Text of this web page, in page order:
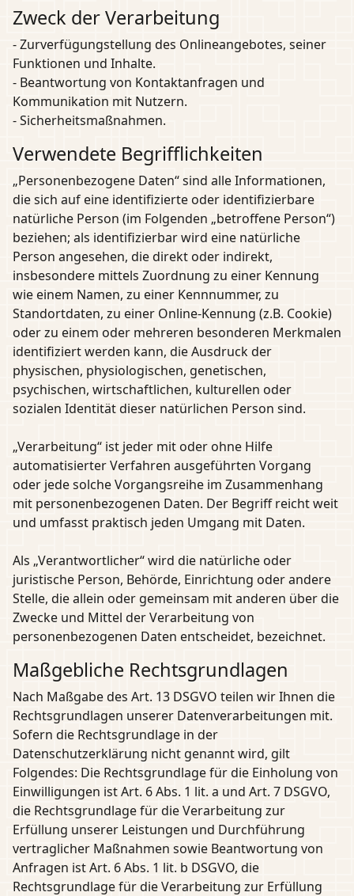
Zweck der Verarbeitung
- Zurverfügungstellung des Onlineangebotes, seiner
Funktionen und Inhalte.
- Beantwortung von Kontaktanfragen und
Kommunikation mit Nutzern.
- Sicherheitsmaßnahmen.
Verwendete Begrifflichkeiten
„Personenbezogene Daten“ sind alle Informationen,
die sich auf eine identifizierte oder identifizierbare
natürliche Person (im Folgenden „betroffene Person“)
beziehen; als identifizierbar wird eine natürliche
Person angesehen, die direkt oder indirekt,
insbesondere mittels Zuordnung zu einer Kennung
wie einem Namen, zu einer Kennnummer, zu
Standortdaten, zu einer Online-Kennung (z.B. Cookie)
oder zu einem oder mehreren besonderen Merkmalen
identifiziert werden kann, die Ausdruck der
physischen, physiologischen, genetischen,
psychischen, wirtschaftlichen, kulturellen oder
sozialen Identität dieser natürlichen Person sind.
„Verarbeitung“ ist jeder mit oder ohne Hilfe
automatisierter Verfahren ausgeführten Vorgang
oder jede solche Vorgangsreihe im Zusammenhang
mit personenbezogenen Daten. Der Begriff reicht weit
und umfasst praktisch jeden Umgang mit Daten.
Als „Verantwortlicher“ wird die natürliche oder
juristische Person, Behörde, Einrichtung oder andere
Stelle, die allein oder gemeinsam mit anderen über die
Zwecke und Mittel der Verarbeitung von
personenbezogenen Daten entscheidet, bezeichnet.
Maßgebliche Rechtsgrundlagen
Nach Maßgabe des Art. 13 DSGVO teilen wir Ihnen die
Rechtsgrundlagen unserer Datenverarbeitungen mit.
Sofern die Rechtsgrundlage in der
Datenschutzerklärung nicht genannt wird, gilt
Folgendes: Die Rechtsgrundlage für die Einholung von
Einwilligungen ist Art. 6 Abs. 1 lit. a und Art. 7 DSGVO,
die Rechtsgrundlage für die Verarbeitung zur
Erfüllung unserer Leistungen und Durchführung
vertraglicher Maßnahmen sowie Beantwortung von
Anfragen ist Art. 6 Abs. 1 lit. b DSGVO, die
Rechtsgrundlage für die Verarbeitung zur Erfüllung